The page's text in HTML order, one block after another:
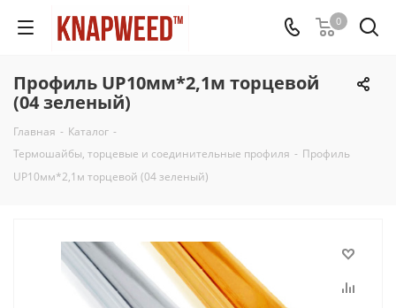
0
Профиль UP10мм*2,1м торцевой
(04 зеленый)
Главная - Каталог -
Термошайбы, торцевые и соединительные профиля - Профиль
UP10мм*2,1м торцевой (04 зеленый)